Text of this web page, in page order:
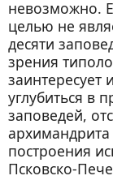
невозможно.
целью не
десяти
зрения
заинтересует
углубиться в
заповедей,
архимандрита
построения
Псковско-